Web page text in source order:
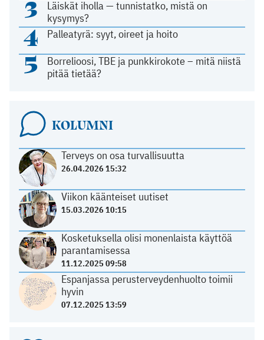
3
Läiskät iholla — tunnistatko, mistä on
kysymys?
4 Palleatyrä: syyt, oireet ja hoito
5
Borrelioosi, TBE ja punkkirokote – mitä niistä
pitää tietää?
KOLUMNI
Terveys on osa turvallisuutta
26.04.2026 15:32
Viikon käänteiset uutiset
15.03.2026 10:15
Kosketuksella olisi monenlaista käyttöä
parantamisessa
11.12.2025 09:58
Espanjassa perusterveydenhuolto toimii
hyvin
07.12.2025 13:59